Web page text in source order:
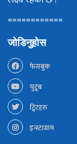
============
जोडिनुहोस
फेसबुक
युटूब
ट्विटहरु
इन्स्टाग्राम